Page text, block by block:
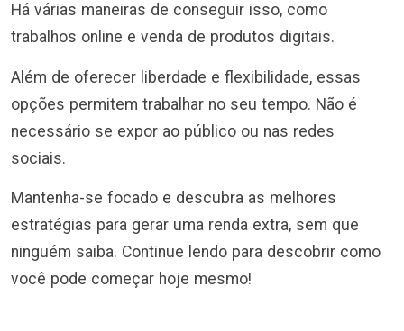
Há várias maneiras de conseguir isso, como
trabalhos online e venda de produtos digitais.
Além de oferecer liberdade e flexibilidade, essas
opções permitem trabalhar no seu tempo. Não é
necessário se expor ao público ou nas redes
sociais.
Mantenha-se focado e descubra as melhores
estratégias para gerar uma renda extra, sem que
ninguém saiba. Continue lendo para descobrir como
você pode começar hoje mesmo!